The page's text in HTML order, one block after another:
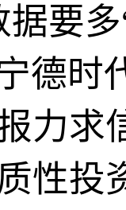
要
德时
力求
性投